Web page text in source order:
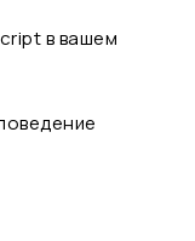
в вашем